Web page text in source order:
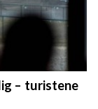
– turistene